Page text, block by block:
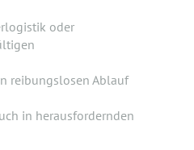
oder
reibungslosen Ablauf
in herausfordernden